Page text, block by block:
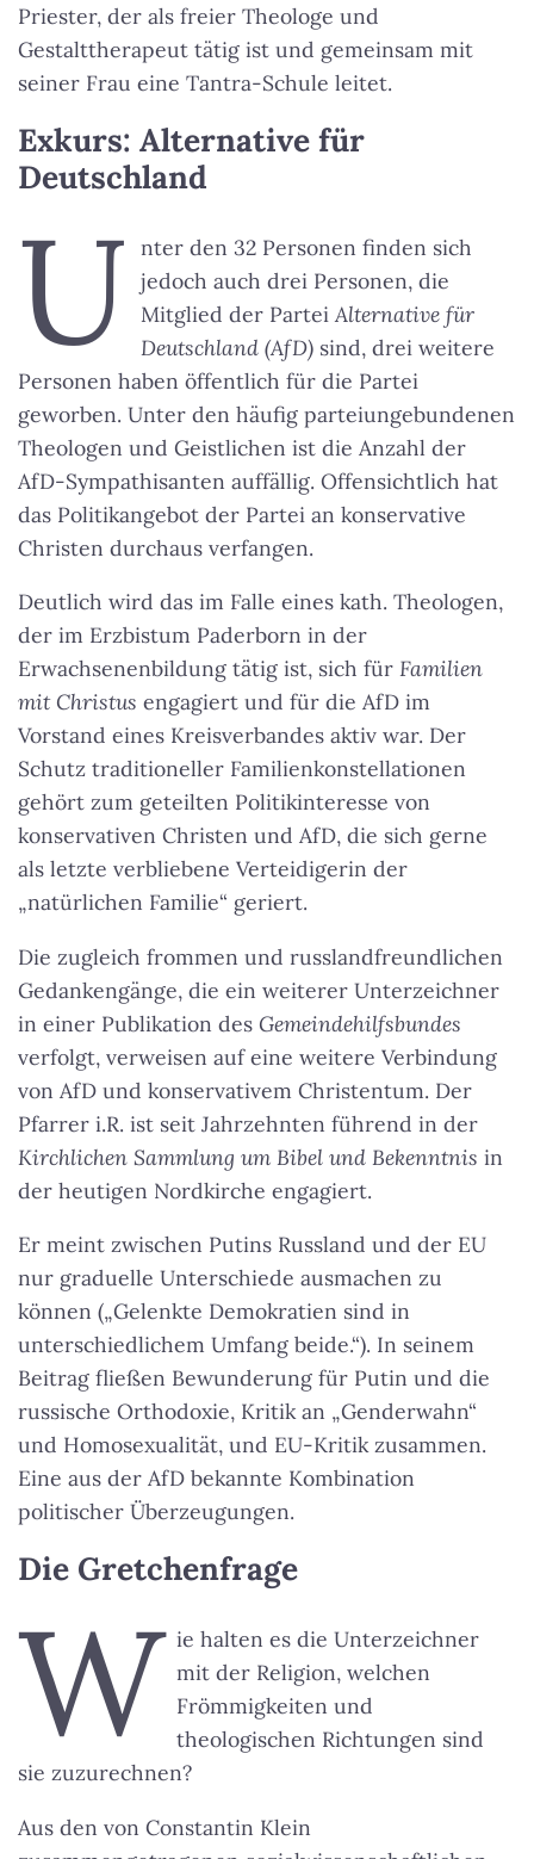
Priester, der als freier Theologe und
Gestalttherapeut tätig ist und gemeinsam mit
seiner Frau eine Tantra-Schule leitet.
Exkurs: Alternative für
Deutschland
U
nter den 32 Personen finden sich
jedoch auch drei Personen, die
Mitglied der Partei Alternative für
Deutschland (AfD) sind, drei weitere
Personen haben öffentlich für die Partei
geworben. Unter den häufig parteiungebundenen
Theologen und Geistlichen ist die Anzahl der
AfD-Sympathisanten auffällig. Offensichtlich hat
das Politikangebot der Partei an konservative
Christen durchaus verfangen.
Deutlich wird das im Falle eines kath. Theologen,
der im Erzbistum Paderborn in der
Erwachsenenbildung tätig ist, sich für Familien
mit Christus engagiert und für die AfD im
Vorstand eines Kreisverbandes aktiv war. Der
Schutz traditioneller Familienkonstellationen
gehört zum geteilten Politikinteresse von
konservativen Christen und AfD, die sich gerne
als letzte verbliebene Verteidigerin der
„natürlichen Familie“ geriert.
Die zugleich frommen und russlandfreundlichen
Gedankengänge, die ein weiterer Unterzeichner
in einer Publikation des Gemeindehilfsbundes
verfolgt, verweisen auf eine weitere Verbindung
von AfD und konservativem Christentum. Der
Pfarrer i.R. ist seit Jahrzehnten führend in der
Kirchlichen Sammlung um Bibel und Bekenntnis in
der heutigen Nordkirche engagiert.
Er meint zwischen Putins Russland und der EU
nur graduelle Unterschiede ausmachen zu
können („Gelenkte Demokratien sind in
unterschiedlichem Umfang beide.“). In seinem
Beitrag fließen Bewunderung für Putin und die
russische Orthodoxie, Kritik an „Genderwahn“
und Homosexualität, und EU-Kritik zusammen.
Eine aus der AfD bekannte Kombination
politischer Überzeugungen.
Die Gretchenfrage
W ie halten es die Unterzeichner
mit der Religion, welchen
Frömmigkeiten und
theologischen Richtungen sind
sie zuzurechnen?
Aus den von Constantin Klein